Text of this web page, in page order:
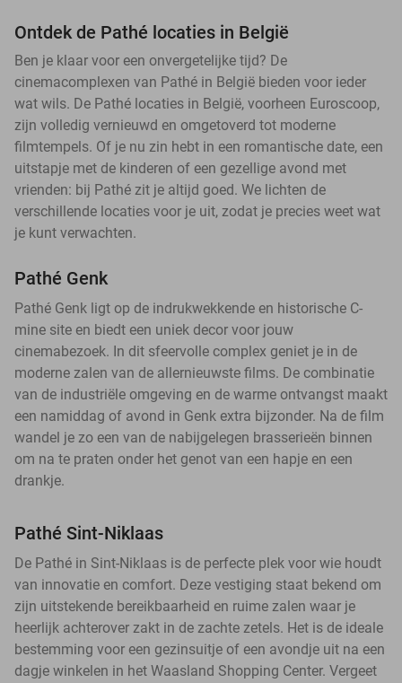
Ontdek de Pathé locaties in België
Ben je klaar voor een onvergetelijke tijd? De
cinemacomplexen van Pathé in België bieden voor ieder
wat wils. De Pathé locaties in België, voorheen Euroscoop,
zijn volledig vernieuwd en omgetoverd tot moderne
filmtempels. Of je nu zin hebt in een romantische date, een
uitstapje met de kinderen of een gezellige avond met
vrienden: bij Pathé zit je altijd goed. We lichten de
verschillende locaties voor je uit, zodat je precies weet wat
je kunt verwachten.
Pathé Genk
Pathé Genk ligt op de indrukwekkende en historische C-
mine site en biedt een uniek decor voor jouw
cinemabezoek. In dit sfeervolle complex geniet je in de
moderne zalen van de allernieuwste films. De combinatie
van de industriële omgeving en de warme ontvangst maakt
een namiddag of avond in Genk extra bijzonder. Na de film
wandel je zo een van de nabijgelegen brasserieën binnen
om na te praten onder het genot van een hapje en een
drankje.
Pathé Sint-Niklaas
De Pathé in Sint-Niklaas is de perfecte plek voor wie houdt
van innovatie en comfort. Deze vestiging staat bekend om
zijn uitstekende bereikbaarheid en ruime zalen waar je
heerlijk achterover zakt in de zachte zetels. Het is de ideale
bestemming voor een gezinsuitje of een avondje uit na een
dagje winkelen in het Waasland Shopping Center. Vergeet